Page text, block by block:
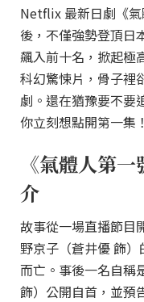
Netflix 最新日劇《
後，不僅強勢登頂日
飆入前十名，掀起極
科幻驚悚片，骨子裡
劇。還在猶豫要不要
你立刻想點開第一集！
《氣體人第
介
故事從一場直播節目
野京子（蒼井優 飾
而亡。事後一名自稱
飾）公開自首，並預